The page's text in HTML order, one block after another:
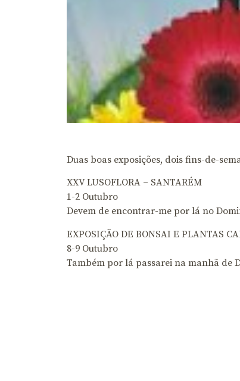
Duas boas exposições, dois fins-de-
XXV LUSOFLORA – SANTARÉM
1-2 Outubro
Devem de encontrar-me por lá no
EXPOSIÇÃO DE BONSAI E PLANTAS
8-9 Outubro
Também por lá passarei na manhã de